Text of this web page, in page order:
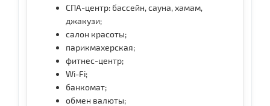
СПА-центр: бассейн, сауна, хамам,
джакузи;
салон красоты;
парикмахерская;
фитнес-центр;
Wi-Fi;
банкомат;
обмен валюты;